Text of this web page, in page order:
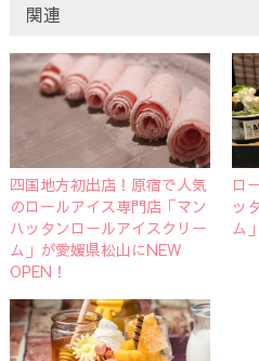
関連
四国地方初出店！原宿で人気
のロールアイス専門店「マン
ハッタンロールアイスクリー
ム」が愛媛県松山にNEW
OPEN！
ロ
ッ
ム